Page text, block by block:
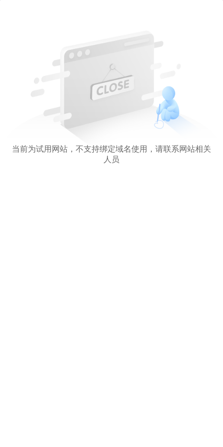
当前为试用网站，不支持绑定域名使用，请联系网站相关
人员